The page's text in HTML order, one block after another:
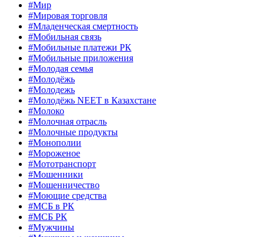
#Мир
#Мировая торговля
#Младенческая смертность
#Мобильная связь
#Мобильные платежи РК
#Мобильные приложения
#Молодая семья
#Молодёжь
#Молодежь
#Молодёжь NEET в Казахстане
#Молоко
#Молочная отрасль
#Молочные продукты
#Монополии
#Мороженое
#Мототранспорт
#Мошенники
#Мошенничество
#Моющие средства
#МСБ в РК
#МСБ РК
#Мужчины